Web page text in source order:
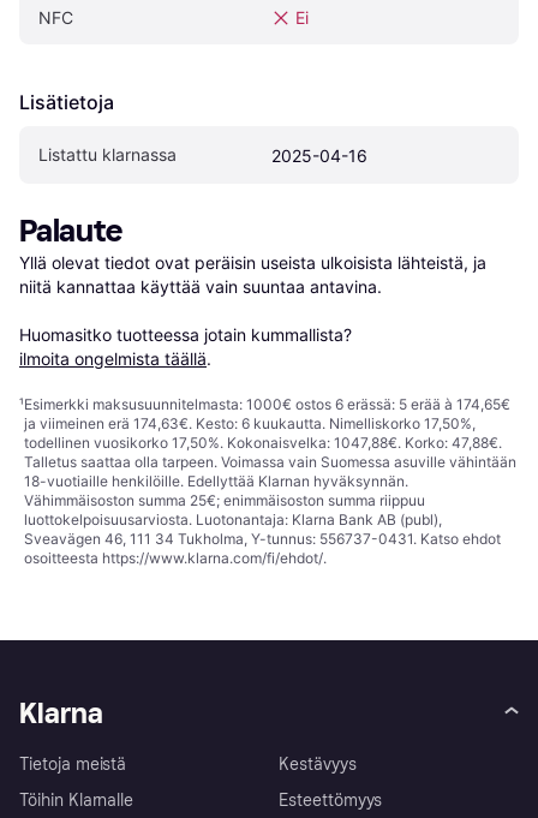
NFC Ei
Lisätietoja
Listattu klarnassa 2025-04-16
Palaute
Yllä olevat tiedot ovat peräisin useista ulkoisista lähteistä, ja
niitä kannattaa käyttää vain suuntaa antavina.
Huomasitko tuotteessa jotain kummallista?
ilmoita ongelmista täällä.
¹Esimerkki maksusuunnitelmasta: 1000€ ostos 6 erässä: 5 erää à 174,65€
ja viimeinen erä 174,63€. Kesto: 6 kuukautta. Nimelliskorko 17,50%,
todellinen vuosikorko 17,50%. Kokonaisvelka: 1047,88€. Korko: 47,88€.
Talletus saattaa olla tarpeen. Voimassa vain Suomessa asuville vähintään
18-vuotiaille henkilöille. Edellyttää Klarnan hyväksynnän.
Vähimmäisoston summa 25€; enimmäisoston summa riippuu
luottokelpoisuusarviosta. Luotonantaja: Klarna Bank AB (publ),
Sveavägen 46, 111 34 Tukholma, Y-tunnus: 556737-0431. Katso ehdot
osoitteesta https://www.klarna.com/fi/ehdot/.
Klarna
Tietoja meistä
Töihin Klarnalle
Kestävyys
Esteettömyys